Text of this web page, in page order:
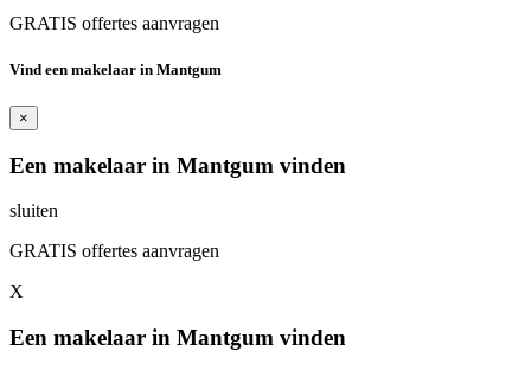
GRATIS offertes aanvragen
Vind een makelaar in Mantgum
×
Een makelaar in Mantgum vinden
sluiten
GRATIS offertes aanvragen
X
Een makelaar in Mantgum vinden